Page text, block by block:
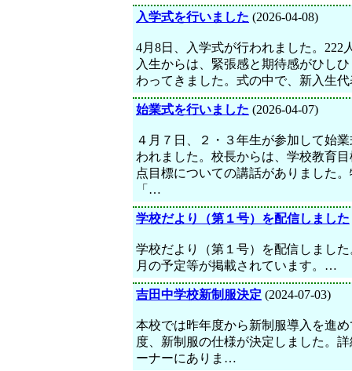
入学式を行いました (2026-04-08)
4月8日、入学式が行われました。222
入生からは、緊張感と期待感がひし
わってきました。式の中で、新入生
始業式を行いました (2026-04-07)
４月７日、２・３年生が参加して始
われました。校長からは、学校教育
点目標についての講話がありました
「…
学校だより（第１号）を配信しました
学校だより（第１号）を配信しまし
月の予定等が掲載されています。…
吉田中学校新制服決定 (2024-07-03)
本校では昨年度から新制服導入を進
度、新制服の仕様が決定しました。
ーナーにありま…